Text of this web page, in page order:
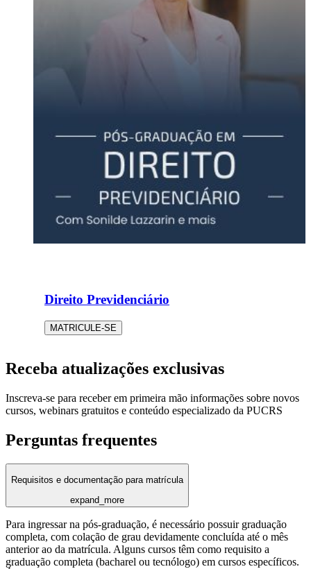
Direito Previdenciário
MATRICULE-SE
Receba atualizações exclusivas
Inscreva-se para receber em primeira mão informações sobre novos
cursos, webinars gratuitos e conteúdo especializado da PUCRS
Perguntas frequentes
Requisitos e documentação para matrícula
expand_more
Para ingressar na pós-graduação, é necessário possuir graduação
completa, com colação de grau devidamente concluída até o mês
anterior ao da matrícula. Alguns cursos têm como requisito a
graduação completa (bacharel ou tecnólogo) em cursos específicos.